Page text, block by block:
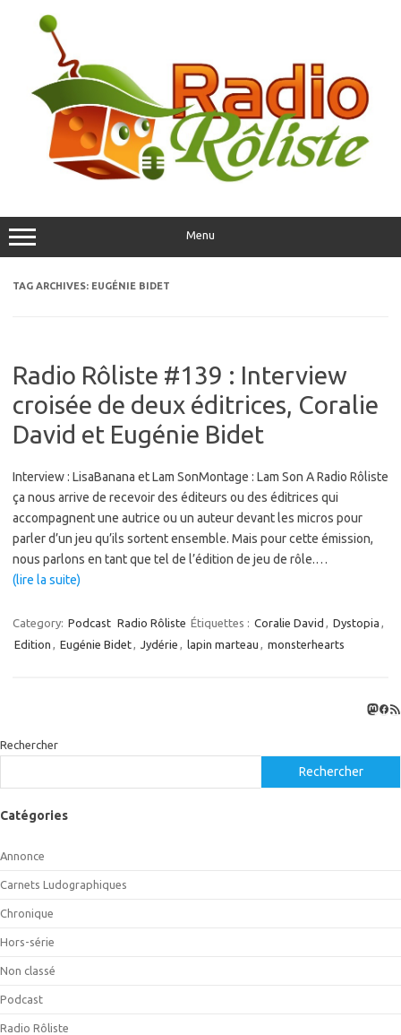
content
Menu
TAG ARCHIVES: EUGÉNIE BIDET
Radio Rôliste #139 : Interview
croisée de deux éditrices, Coralie
David et Eugénie Bidet
Interview : LisaBanana et Lam SonMontage : Lam Son A Radio Rôliste
ça nous arrive de recevoir des éditeurs ou des éditrices qui
accompagnent une autrice ou un auteur devant les micros pour
parler d’un jeu qu’ils sortent ensemble. Mais pour cette émission,
nous parlons en tant que tel de l’édition de jeu de rôle.…
(lire la suite)
Category: Podcast Radio Rôliste Étiquettes : Coralie David , Dystopia ,
Edition , Eugénie Bidet, Jydérie , lapin marteau , monsterhearts
Flux
Rechercher
Rechercher
Catégories
Annonce
Carnets Ludographiques
Chronique
Hors-série
Non classé
Podcast
Radio Rôliste